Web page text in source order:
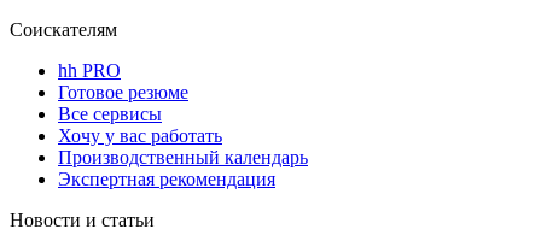
Соискателям
hh PRO
Готовое резюме
Все сервисы
Хочу у вас работать
Производственный календарь
Экспертная рекомендация
Новости и статьи